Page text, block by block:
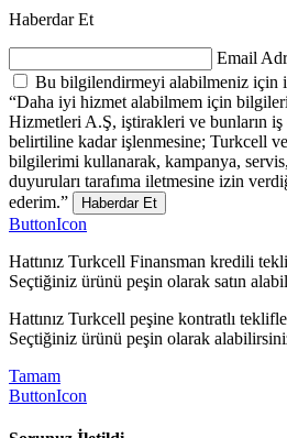
Haberdar Et
Email
Bu bilgilendirmeyi alabilmeniz için
“Daha iyi hizmet alabilmem için
Hizmetleri A.Ş, iştirakleri ve bunların iş
belirtiline kadar işlenmesine; Turkcell
bilgilerimi kullanarak, kampanya,
duyuruları tarafıma iletmesine izin
ederim.”
Haberdar Et
ButtonIcon
Hattınız Turkcell Finansman kredili
Seçtiğiniz ürünü peşin olarak satın
Hattınız Turkcell peşine kontratlı
Seçtiğiniz ürünü peşin olarak
Tamam
ButtonIcon